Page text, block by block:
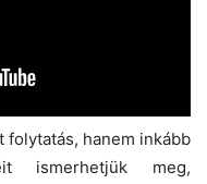
hanem inkább
ismerhetjük meg,